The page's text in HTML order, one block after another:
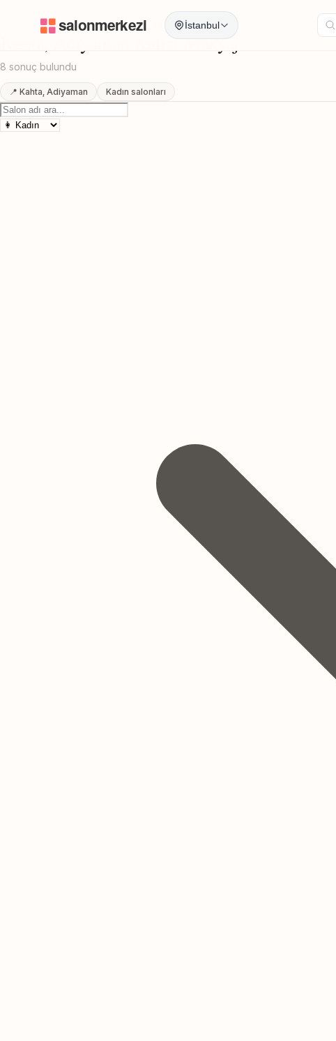
İstanbul
Kalici Makyaj
Kahta, Adiyaman Kalici Makyaj
8 sonuç bulundu
📍 Kahta, Adiyaman Kadın salonları